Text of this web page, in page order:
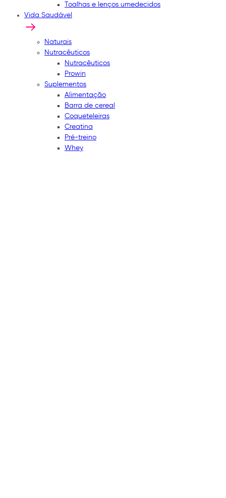
Toalhas e lenços umedecidos
Vida Saudável
Naturais
Nutracêuticos
Nutracêuticos
Prowin
Suplementos
Alimentação
Barra de cereal
Coqueteleiras
Creatina
Pré-treino
Whey